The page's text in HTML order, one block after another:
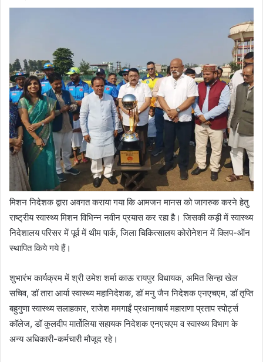
मिशन निदेशक द्वारा अवगत कराया गया कि आमजन मानस को जागरुक करने हेतु
राष्ट्रीय स्वास्थ्य मिशन विभिन्न नवीन प्रयास कर रहा है। जिसकी कड़ी में स्वास्थ्य
निदेशालय परिसर में पूर्व में थीम पार्क, जिला चिकित्सालय कोरोनेशन में क्लिप-ऑन
स्थापित किये गये हैं।
शुभारंभ कार्यक्रम में श्री उमेश शर्मा काऊ रायपुर विधायक, अमित सिन्हा खेल
सचिव, डॉ तारा आर्या स्वास्थ्य महानिदेशक, डॉ मनु जैन निदेशक एनएचएम, डॉ तृप्ति
बहुगुणा स्वास्थ्य सलाहकार, राजेश ममगाईं प्रधानाचार्य महाराणा प्रताप स्पोर्ट्स
कॉलेज, डॉ कुलदीप मार्तोलिया सहायक निदेशक एनएचएम व स्वास्थ्य विभाग के
अन्य अधिकारी-कर्मचारी मौजूद रहे।